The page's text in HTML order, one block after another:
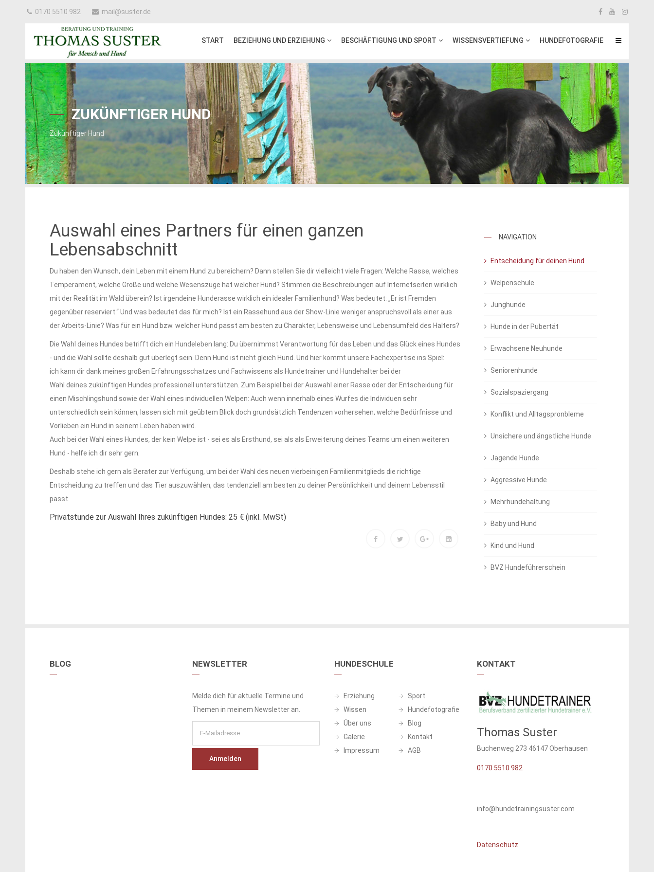
0170 5510 982 mail@suster.de
START BEZIEHUNG UND ERZIEHUNG BESCHÄFTIGUNG UND SPORT WISSENSVERTIEFUNG HUNDEFOTOGRAFIE
ZUKÜNFTIGER HUND
Zukünftiger Hund
Auswahl eines Partners für einen ganzen
Lebensabschnitt
Du haben den Wunsch, dein Leben mit einem Hund zu bereichern? Dann stellen Sie dir vielleicht viele Fragen: Welche Rasse, welches
Temperament, welche Größe und welche Wesenszüge hat welcher Hund? Stimmen die Beschreibungen auf Internetseiten wirklich
mit der Realität im Wald überein? Ist irgendeine Hunderasse wirklich ein idealer Familienhund? Was bedeutet: „Er ist Fremden
gegenüber reserviert.“ Und was bedeutet das für mich? Ist ein Rassehund aus der Show-Linie weniger anspruchsvoll als einer aus
der Arbeits-Linie? Was für ein Hund bzw. welcher Hund passt am besten zu Charakter, Lebensweise und Lebensumfeld des Halters?
Die Wahl deines Hundes betrifft dich ein Hundeleben lang: Du übernimmst Verantwortung für das Leben und das Glück eines Hundes
- und die Wahl sollte deshalb gut überlegt sein. Denn Hund ist nicht gleich Hund. Und hier kommt unsere Fachexpertise ins Spiel:
ich kann dir dank meines großen Erfahrungsschatzes und Fachwissens als Hundetrainer und Hundehalter bei der
Wahl deines zukünftigen Hundes professionell unterstützen. Zum Beispiel bei der Auswahl einer Rasse oder der Entscheidung für
einen Mischlingshund sowie der Wahl eines individuellen Welpen: Auch wenn innerhalb eines Wurfes die Individuen sehr
unterschiedlich sein können, lassen sich mit geübtem Blick doch grundsätzlich Tendenzen vorhersehen, welche Bedürfnisse und
Vorlieben ein Hund in seinem Leben haben wird.
Auch bei der Wahl eines Hundes, der kein Welpe ist - sei es als Ersthund, sei als als Erweiterung deines Teams um einen weiteren
Hund - helfe ich dir sehr gern.
Deshalb stehe ich gern als Berater zur Verfügung, um bei der Wahl des neuen vierbeinigen Familienmitglieds die richtige
Entscheidung zu treffen und das Tier auszuwählen, das tendenziell am besten zu deiner Persönlichkeit und deinem Lebensstil
passt.
Privatstunde zur Auswahl Ihres zukünftigen Hundes: 25 € (inkl. MwSt)
NAVIGATION
Entscheidung für deinen Hund
Welpenschule
Junghunde
Hunde in der Pubertät
Erwachsene Neuhunde
Seniorenhunde
Sozialspaziergang
Konflikt und Alltagspronbleme
Unsichere und ängstliche Hunde
Jagende Hunde
Aggressive Hunde
Mehrhundehaltung
Baby und Hund
Kind und Hund
BVZ Hundeführerschein
BLOG NEWSLETTER
Melde dich für aktuelle Termine und
Themen in meinem Newsletter an.
HUNDESCHULE
Erziehung
Sport
Wissen
Hundefotografie
Über uns
Blog
Galerie
Kontakt
Impressum
AGB
KONTAKT
Thomas Suster
Buchenweg 273 46147 Oberhausen
0170 5510 982
info@hundetrainingsuster.com
Datenschutz